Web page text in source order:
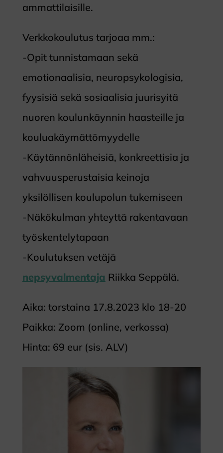
ammattilaisille.
Verkkokoulutus tarjoaa mm.:
-Opit tunnistamaan sekä
emotionaalisia, neuropsykologisia,
fyysisiä sekä sosiaalisia juurisyitä
nuoren koulunkäynnin haasteille ja
kouluakäymättömyydelle
-Käytännönläheisiä, konkreettisia ja
vahvuusperustaisia keinoja
yksilöllisen koulupolun tukemiseen
-Näkökulman yhteyttä rakentavaan
työskentelytapaan
-Koulutuksen vetäjä
nepsyvalmentaja Riikka Seppälä.
Aika: torstaina 17.8.2023 klo 18-20
Paikka: Zoom (online, verkossa)
Hinta: 69 eur (sis. ALV)